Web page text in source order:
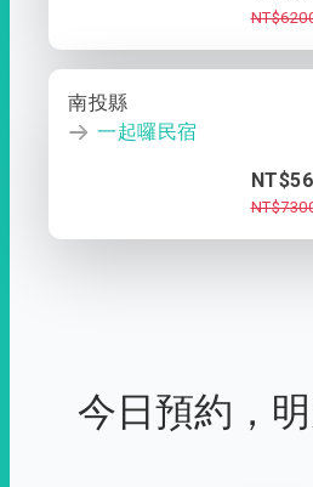
南投縣
一起囉民宿
今日預約，明